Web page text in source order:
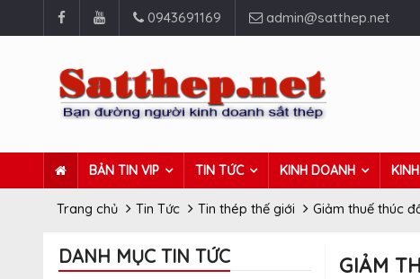
0943691169 admin@satthep.net
BẢN TIN VIP TIN TỨC KINH DOANH
Trang chủ Tin Tức Tin thép thế giới Giảm thuế thúc
DANH MỤC TIN TỨC GIẢM